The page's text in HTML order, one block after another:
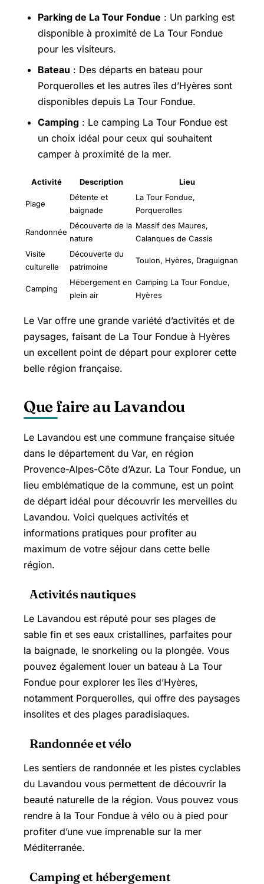
Parking de La Tour Fondue : Un parking est
disponible à proximité de La Tour Fondue
pour les visiteurs.
Bateau : Des départs en bateau pour
Porquerolles et les autres îles d’Hyères sont
disponibles depuis La Tour Fondue.
Camping : Le camping La Tour Fondue est
un choix idéal pour ceux qui souhaitent
camper à proximité de la mer.
Activité Description Lieu
Plage
Détente et
baignade
La Tour Fondue,
Porquerolles
Randonnée
Découverte de la
nature
Massif des Maures,
Calanques de Cassis
Visite
culturelle
Découverte du
patrimoine
Toulon, Hyères, Draguignan
Camping
Hébergement en
plein air
Camping La Tour Fondue,
Hyères
Le Var offre une grande variété d’activités et de
paysages, faisant de La Tour Fondue à Hyères
un excellent point de départ pour explorer cette
belle région française.
Que faire au Lavandou
Le Lavandou est une commune française située
dans le département du Var, en région
Provence-Alpes-Côte d’Azur. La Tour Fondue, un
lieu emblématique de la commune, est un point
de départ idéal pour découvrir les merveilles du
Lavandou. Voici quelques activités et
informations pratiques pour profiter au
maximum de votre séjour dans cette belle
région.
Activités nautiques
Le Lavandou est réputé pour ses plages de
sable fin et ses eaux cristallines, parfaites pour
la baignade, le snorkeling ou la plongée. Vous
pouvez également louer un bateau à La Tour
Fondue pour explorer les îles d’Hyères,
notamment Porquerolles, qui offre des paysages
insolites et des plages paradisiaques.
Randonnée et vélo
Les sentiers de randonnée et les pistes cyclables
du Lavandou vous permettent de découvrir la
beauté naturelle de la région. Vous pouvez vous
rendre à la Tour Fondue à vélo ou à pied pour
profiter d’une vue imprenable sur la mer
Méditerranée.
Camping et hébergement